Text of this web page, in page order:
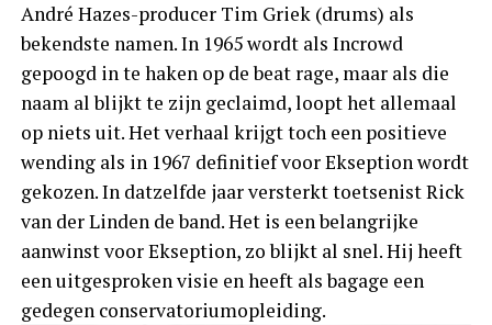
André Hazes-producer Tim Griek (drums) als
bekendste namen. In 1965 wordt als Incrowd
gepoogd in te haken op de beat rage, maar als die
naam al blijkt te zijn geclaimd, loopt het allemaal
op niets uit. Het verhaal krijgt toch een positieve
wending als in 1967 definitief voor Ekseption wordt
gekozen. In datzelfde jaar versterkt toetsenist Rick
van der Linden de band. Het is een belangrijke
aanwinst voor Ekseption, zo blijkt al snel. Hij heeft
een uitgesproken visie en heeft als bagage een
gedegen conservatoriumopleiding.